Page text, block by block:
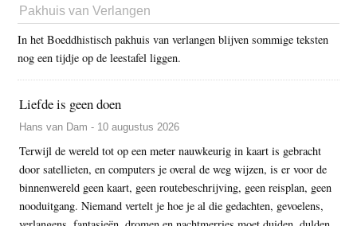
Pakhuis van Verlangen
In het Boeddhistisch pakhuis van verlangen blijven sommige teksten
nog een tijdje op de leestafel liggen.
Liefde is geen doen
Hans van Dam - 10 augustus 2026
Terwijl de wereld tot op een meter nauwkeurig in kaart is gebracht
door satellieten, en computers je overal de weg wijzen, is er voor de
binnenwereld geen kaart, geen routebeschrijving, geen reisplan, geen
nooduitgang. Niemand vertelt je hoe je al die gedachten, gevoelens,